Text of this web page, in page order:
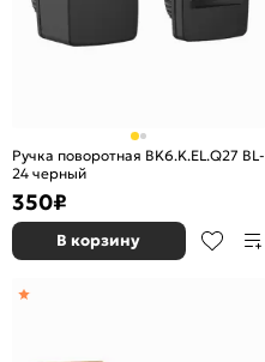
Ручка поворотная BK6.K.EL.Q27 BL-
24 черный
350₽
В корзину